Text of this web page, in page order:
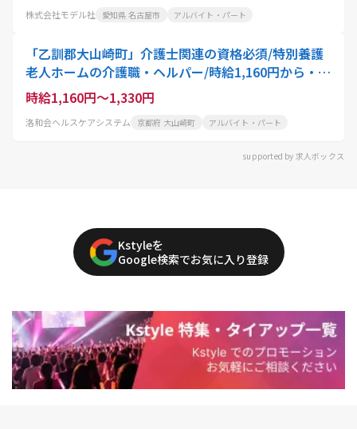
株式会社モデル社 愛知県 名古屋市 アルバイト・パート
「乙訓郡大山崎町」介護士関連の資格必須/特別養護
老人ホームの介護職・ヘルパー/時給1,160円から・週
3日可・扶養内OK
時給1,160円～1,330円
洛和会ヘルスケアシステム 京都府 大山崎町 アルバイト・パート
supported by 求人ボックス
Kstyleを
Google検索でお気に入り登録